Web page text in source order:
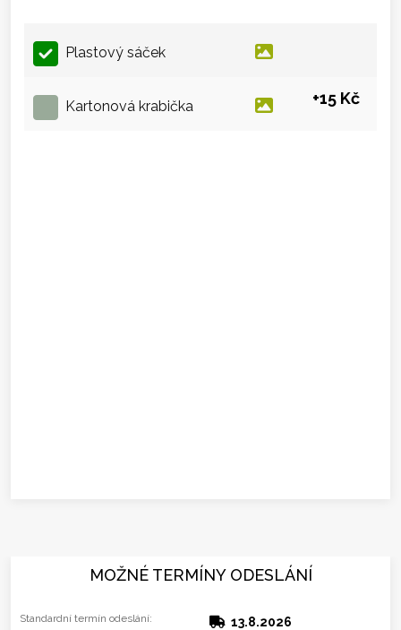
Plastový sáček
Kartonová krabička +15 Kč
MOŽNÉ TERMÍNY ODESLÁNÍ
Standardní termín odeslání: 13.8.2026